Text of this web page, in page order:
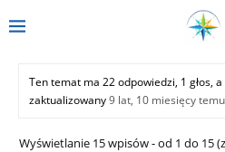
Ten temat ma 22 odpowiedzi, 1 głos,
zaktualizowany9 lat, 10 miesięcy temu
Wyświetlanie 15 wpisów - od 1 do 15